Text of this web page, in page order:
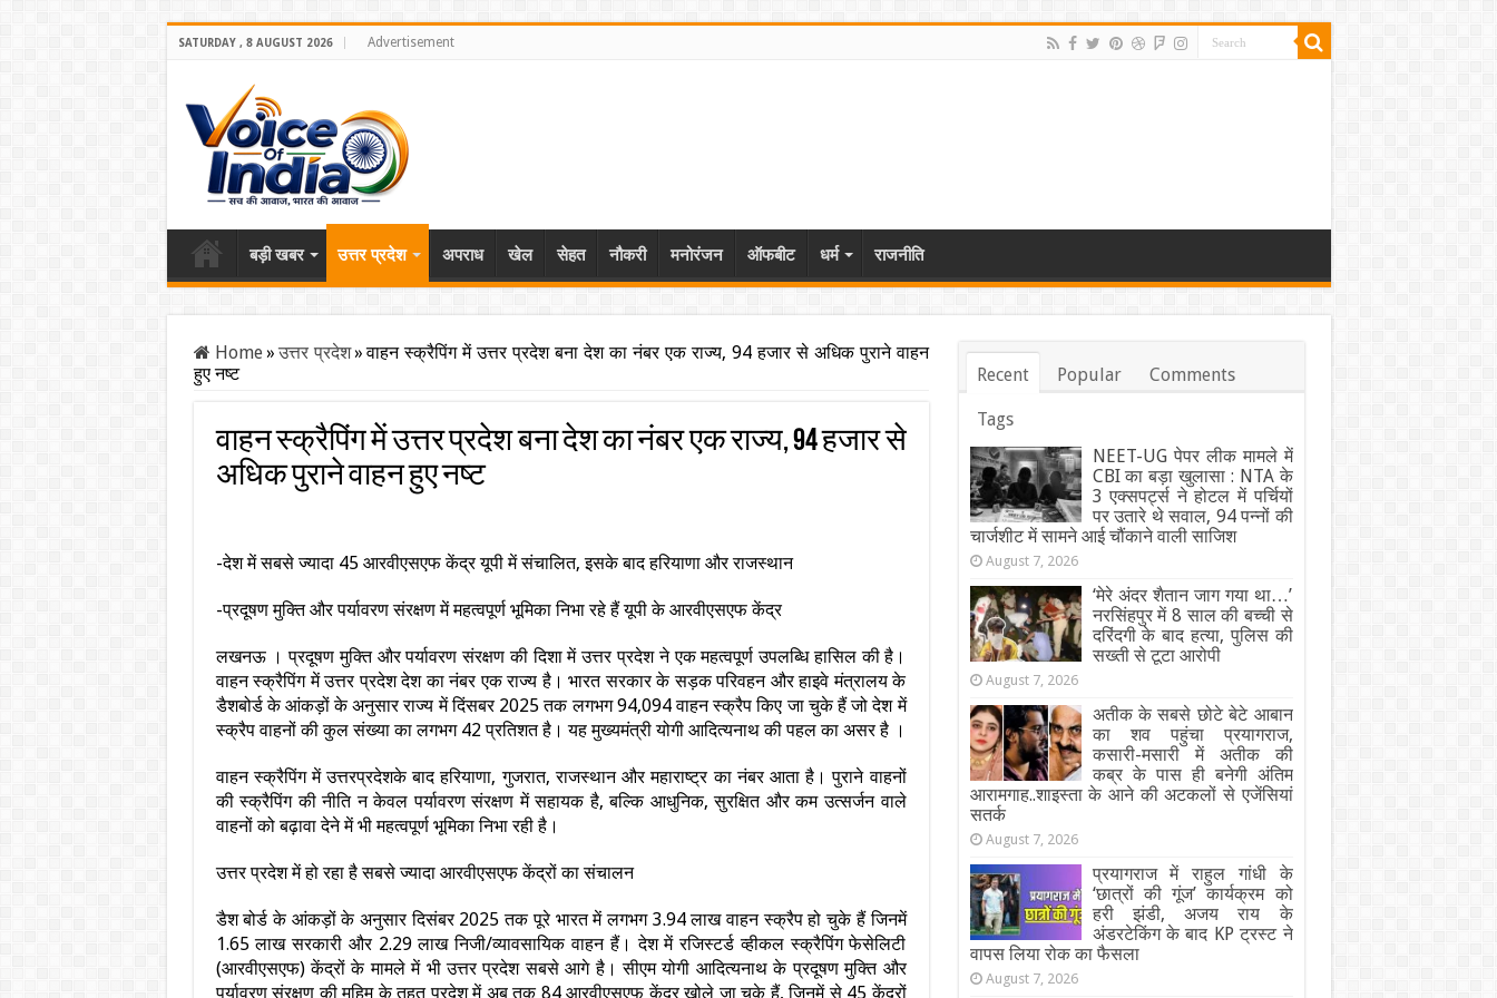
SATURDAY , 8 AUGUST 2026 Advertisement
बड़ी खबर उत्तर प्रदेश अपराध खेल सेहत नौकरी मनोरंजन ऑफबीट धर्म राजनीति
Home» उत्तर प्रदेश» वाहन स्क्रैपिंग में उत्तर प्रदेश बना देश का नंबर एक राज्य, 94 हजार से अधिक पुराने वाहन
हुए नष्ट
वाहन स्क्रैपिंग में उत्तर प्रदेश बना देश का नंबर एक राज्य, 94 हजार से
अधिक पुराने वाहन हुए नष्ट
-देश में सबसे ज्यादा 45 आरवीएसएफ केंद्र यूपी में संचालित, इसके बाद हरियाणा और राजस्थान
-प्रदूषण मुक्ति और पर्यावरण संरक्षण में महत्वपूर्ण भूमिका निभा रहे हैं यूपी के आरवीएसएफ केंद्र
लखनऊ । प्रदूषण मुक्ति और पर्यावरण संरक्षण की दिशा में उत्तर प्रदेश ने एक महत्वपूर्ण उपलब्धि हासिल की है।
वाहन स्क्रैपिंग में उत्तर प्रदेश देश का नंबर एक राज्य है। भारत सरकार के सड़क परिवहन और हाइवे मंत्रालय के
डैशबोर्ड के आंकड़ों के अनुसार राज्य में दिंसबर 2025 तक लगभग 94,094 वाहन स्क्रैप किए जा चुके हैं जो देश में
स्क्रैप वाहनों की कुल संख्या का लगभग 42 प्रतिशत है। यह मुख्यमंत्री योगी आदित्यनाथ की पहल का असर है ।
वाहन स्क्रैपिंग में उत्तरप्रदेशके बाद हरियाणा, गुजरात, राजस्थान और महाराष्ट्र का नंबर आता है। पुराने वाहनों
की स्क्रैपिंग की नीति न केवल पर्यावरण संरक्षण में सहायक है, बल्कि आधुनिक, सुरक्षित और कम उत्सर्जन वाले
वाहनों को बढ़ावा देने में भी महत्वपूर्ण भूमिका निभा रही है।
उत्तर प्रदेश में हो रहा है सबसे ज्यादा आरवीएसएफ केंद्रों का संचालन
डैश बोर्ड के आंकड़ों के अनुसार दिसंबर 2025 तक पूरे भारत में लगभग 3.94 लाख वाहन स्क्रैप हो चुके हैं जिनमें
1.65 लाख सरकारी और 2.29 लाख निजी/व्यावसायिक वाहन हैं। देश में रजिस्टर्ड व्हीकल स्क्रैपिंग फेसेलिटी
(आरवीएसएफ) केंद्रों के मामले में भी उत्तर प्रदेश सबसे आगे है। सीएम योगी आदित्यनाथ के प्रदूषण मुक्ति और
पर्यावरण संरक्षण की मुहिम के तहत प्रदेश में अब तक 84 आरवीएसएफ केंद्र खोले जा चुके हैं, जिनमें से 45 केंद्रों
Recent Popular Comments
Tags
NEET-UG पेपर लीक मामले में
CBI का बड़ा खुलासा : NTA के
3 एक्सपर्ट्स ने होटल में पर्चियों
पर उतारे थे सवाल, 94 पन्नों की
चार्जशीट में सामने आई चौंकाने वाली साजिश
August 7, 2026
‘मेरे अंदर शैतान जाग गया था…’
नरसिंहपुर में 8 साल की बच्ची से
दरिंदगी के बाद हत्या, पुलिस की
सख्ती से टूटा आरोपी
August 7, 2026
अतीक के सबसे छोटे बेटे आबान
का शव पहुंचा प्रयागराज,
कसारी-मसारी में अतीक की
कब्र के पास ही बनेगी अंतिम
आरामगाह..शाइस्ता के आने की अटकलों से एजेंसियां
सतर्क
August 7, 2026
प्रयागराज में राहुल गांधी के
‘छात्रों की गूंज’ कार्यक्रम को
हरी झंडी, अजय राय के
अंडरटेकिंग के बाद KP ट्रस्ट ने
वापस लिया रोक का फैसला
August 7, 2026